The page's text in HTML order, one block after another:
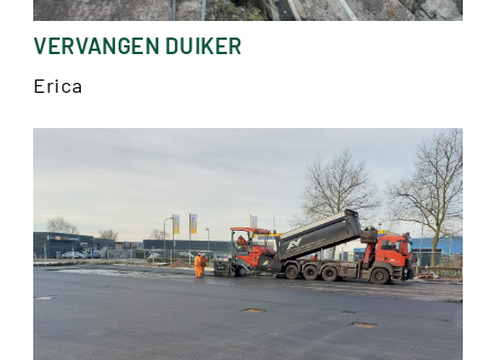
VERVANGEN DUIKER
Erica